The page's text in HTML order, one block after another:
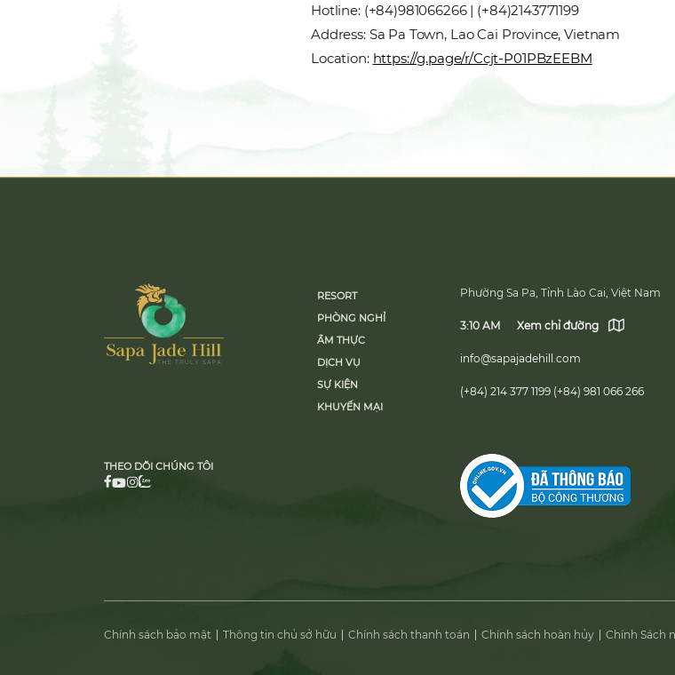
Hotline: (+84)981066266 | (+84)2143771199
Address: Sa Pa Town, Lao Cai Province, Vietnam
Location: https://g.page/r/Ccjt-P01PBzEEBM
THEO DÕI CHÚNG TÔI
RESORT
PHÒNG NGHỈ
ẨM THỰC
DỊCH VỤ
SỰ KIỆN
KHUYẾN MẠI
Phường Sa Pa, Tỉnh Lào Cai, Việt Nam
3:10 AM Xem chỉ đường
info@sapajadehill.com
(+84) 214 377 1199 (+84) 981 066 266
Chính sách bảo mật Thông tin chủ sở hữu Chính sách thanh toán Chính sách hoàn hủy Chính Sách